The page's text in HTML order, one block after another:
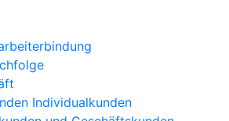
Individualkunden